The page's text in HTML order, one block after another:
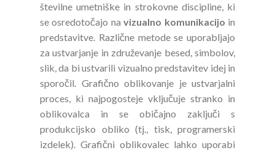
številne umetniške in strokovne discipline, ki
se osredotočajo navizualno komunikacijo in
predstavitve. Različne metode se uporabljajo
za ustvarjanje in združevanje besed, simbolov,
slik, da bi ustvarili vizualno predstavitev idej in
sporočil. Grafično oblikovanje je ustvarjalni
proces, ki najpogosteje vključuje stranko in
oblikovalca in se običajno zaključi s
produkcijsko obliko (tj., tisk, programerski
izdelek). Grafični oblikovalec lahko uporabi